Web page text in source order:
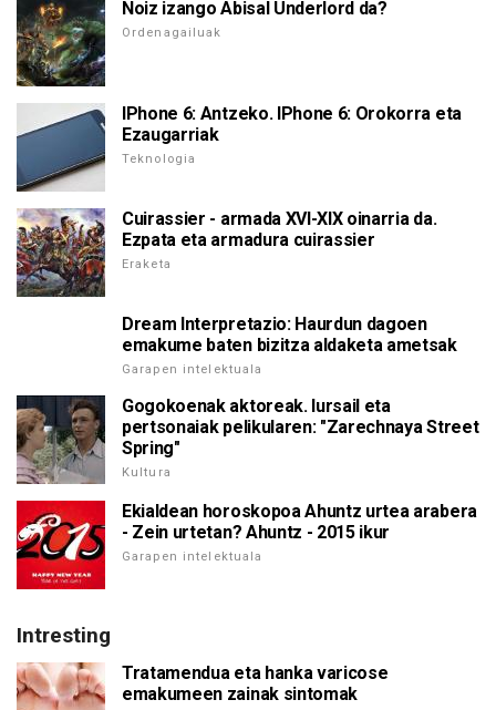
Noiz izango Abisal Underlord da?
Ordenagailuak
IPhone 6: Antzeko. IPhone 6: Orokorra eta
Ezaugarriak
Teknologia
Cuirassier - armada XVI-XIX oinarria da.
Ezpata eta armadura cuirassier
Eraketa
Dream Interpretazio: Haurdun dagoen
emakume baten bizitza aldaketa ametsak
Garapen intelektuala
Gogokoenak aktoreak. lursail eta
pertsonaiak pelikularen: "Zarechnaya Street
Spring"
Kultura
Ekialdean horoskopoa Ahuntz urtea arabera
- Zein urtetan? Ahuntz - 2015 ikur
Garapen intelektuala
Intresting
Tratamendua eta hanka varicose
emakumeen zainak sintomak